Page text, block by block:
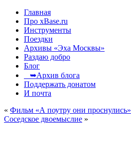
Главная
Про xBase.ru
Инструменты
Поездки
Архивы «Эха Москвы»
Раздаю добро
Блог
➥Архив блога
Поддержать донатом
И почта
« Фильм «А поутру они проснулись»
Соседское двоемыслие »